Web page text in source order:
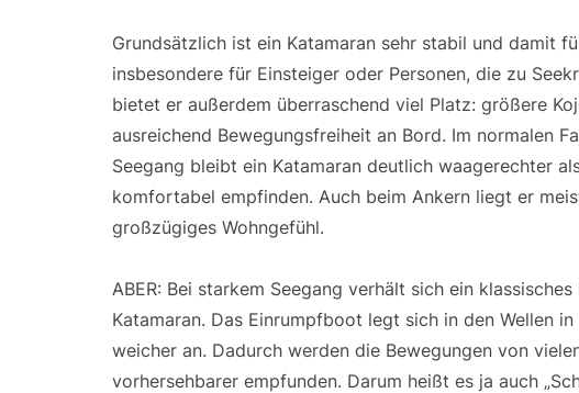
Grundsätzlich ist ein Katamaran sehr stabil und damit
insbesondere für Einsteiger oder Personen, die zu
bietet er außerdem überraschend viel Platz: größere
ausreichend Bewegungsfreiheit an Bord. Im normalen
Seegang bleibt ein Katamaran deutlich waagerechter
komfortabel empfinden. Auch beim Ankern liegt er
großzügiges Wohngefühl.
ABER: Bei starkem Seegang verhält sich ein
Katamaran. Das Einrumpfboot legt sich in den Wellen
weicher an. Dadurch werden die Bewegungen von
vorhersehbarer empfunden. Darum heißt es ja auch